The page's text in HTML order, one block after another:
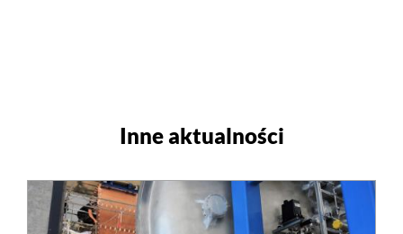
Inne aktualności